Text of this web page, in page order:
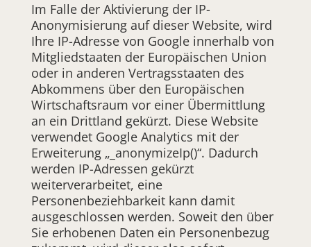
Im Falle der Aktivierung der IP-
Anonymisierung auf dieser Website, wird
Ihre IP-Adresse von Google innerhalb von
Mitgliedstaaten der Europäischen Union
oder in anderen Vertragsstaaten des
Abkommens über den Europäischen
Wirtschaftsraum vor einer Übermittlung
an ein Drittland gekürzt. Diese Website
verwendet Google Analytics mit der
Erweiterung „_anonymizeIp()“. Dadurch
werden IP-Adressen gekürzt
weiterverarbeitet, eine
Personenbeziehbarkeit kann damit
ausgeschlossen werden. Soweit den über
Sie erhobenen Daten ein Personenbezug